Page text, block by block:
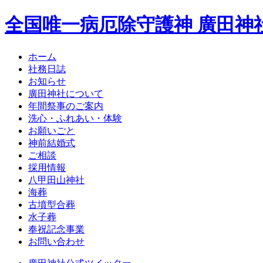
全国唯一病厄除守護神 廣田神
ホーム
社務日誌
お知らせ
廣田神社について
年間祭事のご案内
洗心・ふれあい・体験
お願いごと
神前結婚式
ご相談
採用情報
八甲田山神社
海葬
古墳型合葬
水子葬
奉祝記念事業
お問い合わせ